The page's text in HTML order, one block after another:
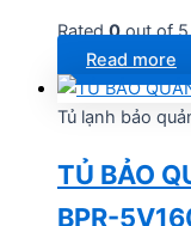
Rated0out of 5
Read more
Tủ lạnh bảo
TỦ BẢO
BPR-